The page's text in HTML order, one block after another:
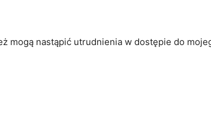
mogą nastąpić utrudnienia w dostępie do